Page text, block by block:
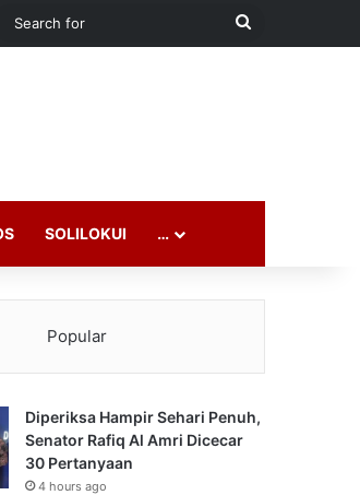
In
Search
SOLILOKUI …
Popular
Diperiksa Hampir Sehari Penuh,
Senator Rafiq Al Amri Dicecar
30 Pertanyaan
4 hours ago